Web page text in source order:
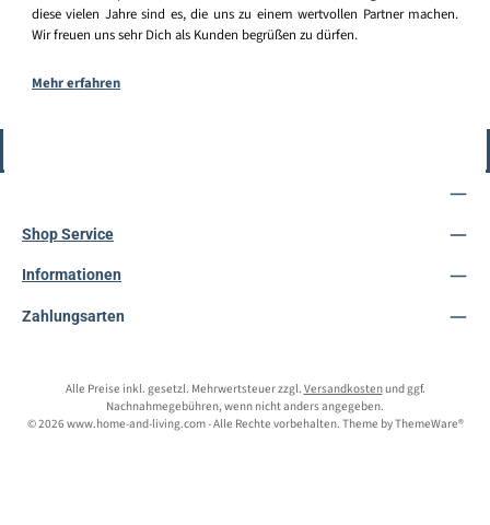
diese vielen Jahre sind es, die uns zu einem wertvollen Partner machen.
Wir freuen uns sehr Dich als Kunden begrüßen zu dürfen.
Mehr erfahren
Shop Service
Informationen
Zahlungsarten
Alle Preise inkl. gesetzl. Mehrwertsteuer zzgl. Versandkostenund ggf.
Nachnahmegebühren, wenn nicht anders angegeben.
© 2026 www.home-and-living.com - Alle Rechte vorbehalten. Theme byThemeWare®